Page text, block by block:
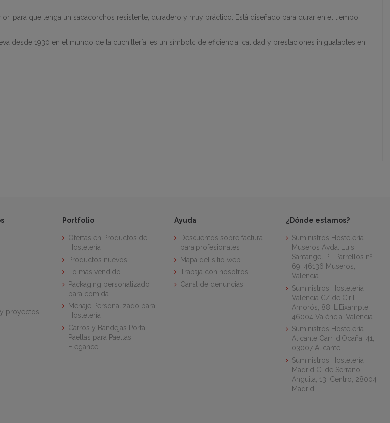
para que tenga un sacacorchos resistente, duradero y muy práctico. Está diseñado para durar en el tiempo
desde 1930 en el mundo de la cuchillería, es un símbolo de eficiencia, calidad y prestaciones inigualables en
y proyectos
Portfolio
Ofertas en Productos de
Hostelería
Productos nuevos
Lo más vendido
Packaging personalizado
para comida
Menaje Personalizado para
Hostelería
Carros y Bandejas Porta
Paellas para Paellas
Elegance
Ayuda
Descuentos sobre factura
para profesionales
Mapa del sitio web
Trabaja con nosotros
Canal de denuncias
¿Dónde estamos?
Suministros Hostelería
Museros Avda. Luis
Santángel P.I. Parrellós nº
69, 46136 Museros,
Valencia
Suministros Hostelería
Valencia C/ de Ciril
Amorós, 88, L'Eixample,
46004 València, Valencia
Suministros Hostelería
Alicante Carr. d'Ocaña, 41,
03007 Alicante
Suministros Hostelería
Madrid C. de Serrano
Anguita, 13, Centro, 28004
Madrid